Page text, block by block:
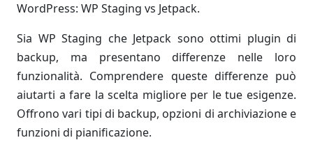
WordPress: WP Staging vs Jetpack.
Sia WP Staging che Jetpack sono ottimi plugin di
backup, ma presentano differenze nelle loro
funzionalità. Comprendere queste differenze può
aiutarti a fare la scelta migliore per le tue esigenze.
Offrono vari tipi di backup, opzioni di archiviazione e
funzioni di pianificazione.